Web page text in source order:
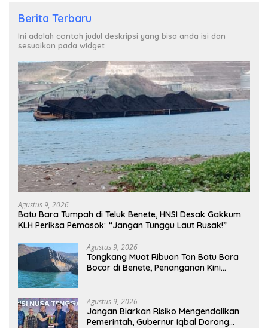
Berita Terbaru
Ini adalah contoh judul deskripsi yang bisa anda isi dan
sesuaikan pada widget
Agustus 9, 2026
Batu Bara Tumpah di Teluk Benete, HNSI Desak Gakkum
KLH Periksa Pemasok: “Jangan Tunggu Laut Rusak!”
Agustus 9, 2026
Tongkang Muat Ribuan Ton Batu Bara
Bocor di Benete, Penanganan Kini
Agustus 9, 2026
Jangan Biarkan Risiko Mengendalikan
Pemerintah, Gubernur Iqbal Dorong